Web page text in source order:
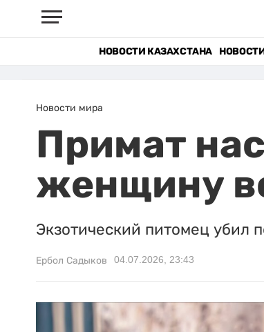
НОВОСТИ КАЗАХСТАНА
Новости мира
Примат
женщину
Экзотический питомец
Ербол Садыков 04.07.2026, 23:43